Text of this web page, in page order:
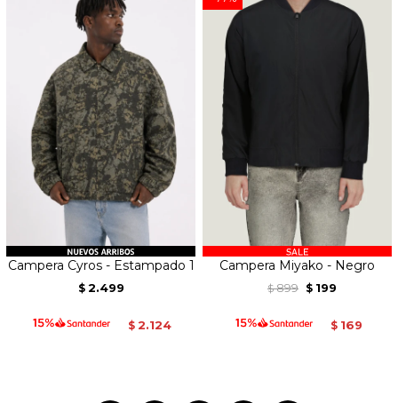
Campera Cyros - Estampado 1
$ 2.499
$ 2.124
Campera Miyako - Negro
$ 899 $ 199
$ 169